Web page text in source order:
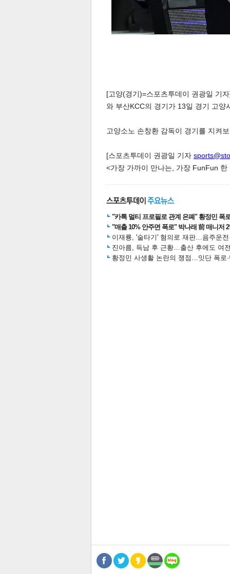
인
[고양(경기)=스포츠투데이 권광일 기
와 부산KCC의 경기가 13일 경기 고양
고양소노 손창환 감독이 경기를 지켜
[스포츠투데이 권광일 기자
<가장 가까이 만나는, 가장 FunFun
"카톡 멀티 프로필로 관계 은폐" 황정민 폭
"매출 10% 안주면 폭로" 박나래 前 매니저
이재룡, '술타기' 혐의로 재판…음주운
진아름, 득남 후 근황…출산 후에도 여
황정민 사생활 논란의 쟁점…잇단 폭로